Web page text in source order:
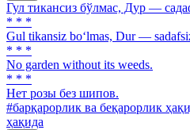
Гул тикансиз бўлмас, Дур —
* * *
Gul tikansiz bo‘lmas, Dur —
* * *
No garden without its weeds.
* * *
Нет розы без шипов.
#барқарорлик ва беқарорлик
ҳақида